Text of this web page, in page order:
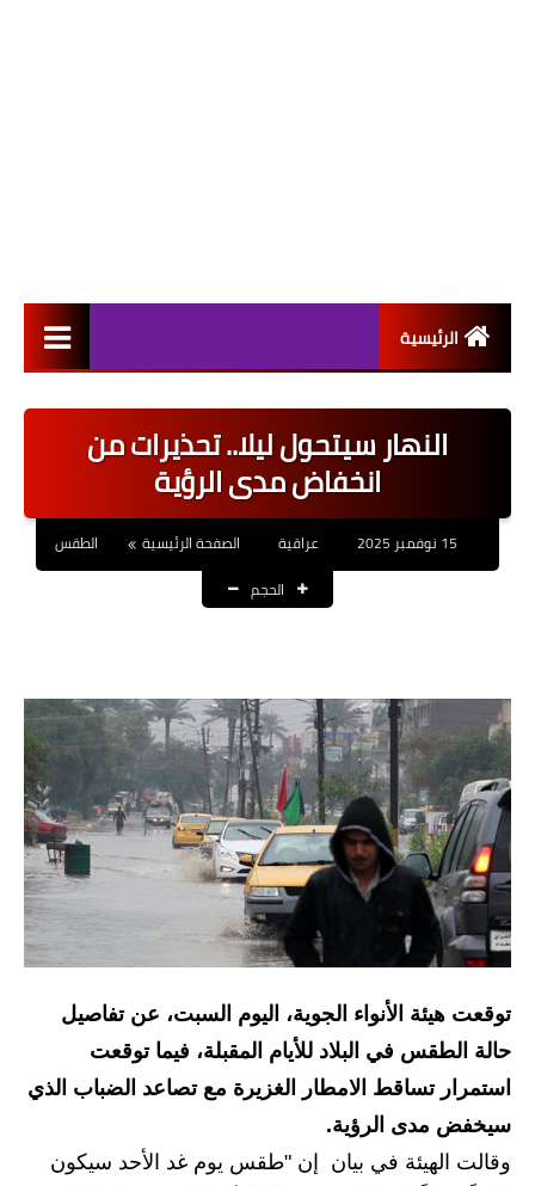
الرئيسية
اخبار القطاع العام
اخبار القطاع الخاص
نتائج التعيينات
العقود والاجور اليومية
الرواتب
القروض والسلف
المنح المالية
قطع الاراضي
اخبار العراق
الاخبار السياسية
الاخبار الامنية
الاخبار الرياضية
النهار سيتحول ليلا.. تحذيرات من
انخفاض مدى الرؤية
عراقية الصفحة الرئيسية
الطقس
الحجم
توقعت هيئة الأنواء الجوية، اليوم السبت، عن تفاصيل
حالة الطقس في البلاد للأيام المقبلة، فيما توقعت
استمرار تساقط الامطار الغزيرة مع تصاعد الضباب الذي
سيخفض مدى الرؤية.
وقالت الهيئة في بيان إن "طقس يوم غد الأحد سيكون